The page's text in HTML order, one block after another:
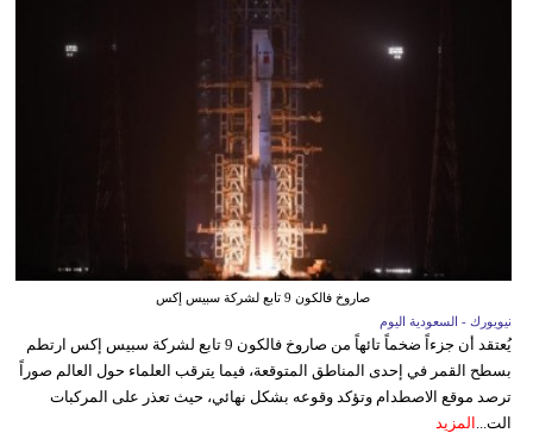
صاروخ فالكون 9 تابع لشركة سبيس إكس
نيويورك - السعودية اليوم
يُعتقد أن جزءاً ضخماً تائهاً من صاروخ فالكون 9 تابع لشركة سبيس إكس ارتطم
بسطح القمر في إحدى المناطق المتوقعة، فيما يترقب العلماء حول العالم صوراً
ترصد موقع الاصطدام وتؤكد وقوعه بشكل نهائي، حيث تعذر على المركبات
الت... المزيد